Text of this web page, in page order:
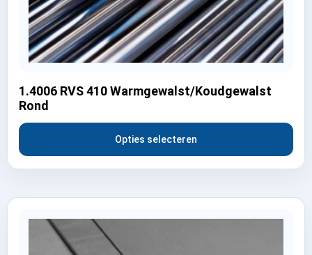
1.4006 RVS 410 Warmgewalst/Koudgewalst
Rond
Opties selecteren